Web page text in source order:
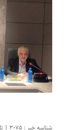
شناسه خبر : 3075 | تاریخ انتشار : 26 نوامبر 2024 - 0:22 |